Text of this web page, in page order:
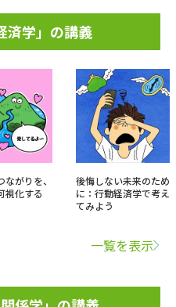
済学」の講義
がりを、
視化する
後悔しない未来のため
に：行動経済学で考え
てみよう
一覧を表示